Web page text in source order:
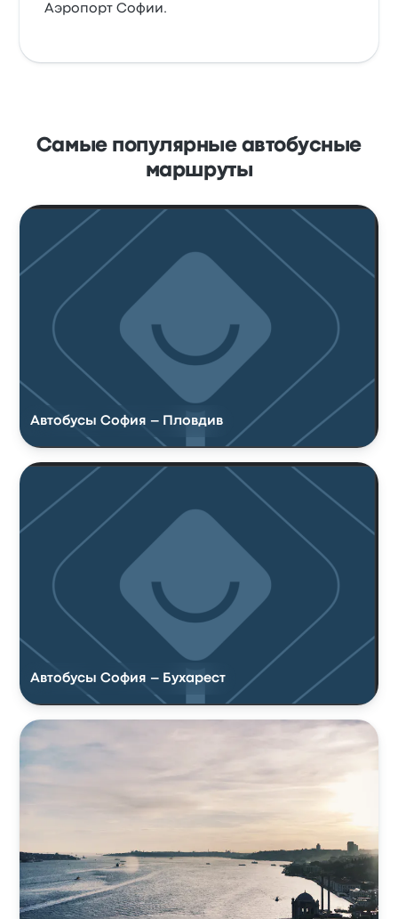
Аэропорт Софии.
Самые популярные автобусные
маршруты
Автобусы София – Пловдив
Автобусы София – Бухарест